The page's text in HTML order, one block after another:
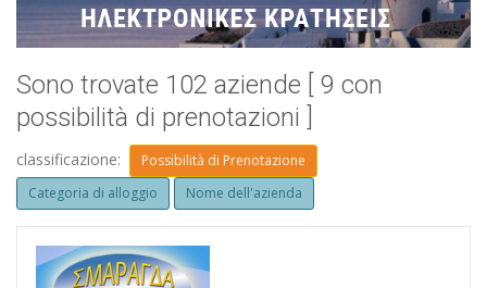
Sono trovate 102 aziende [ 9 con
possibilità di prenotazioni ]
classificazione:
Possibilità di Prenotazione
Categoria di alloggio
Nome dell'azienda